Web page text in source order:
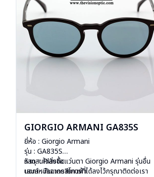
GIORGIO ARMANI GA835S
ยี่ห้อ : Giorgio Armani
รุ่น : GA835S
วัสดุ : Plastic
เลนส์ : กันแดดสีโทนฟ้า
หากสนใจสั่งชื้อแว่นตา Giorgio Armani รุ่นอื่น
นอกเหนือจากรายการที่ได้ลงไว้กรุณาติดต่อเรา